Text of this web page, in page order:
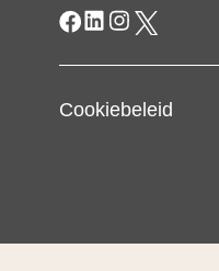
Cookiebeleid